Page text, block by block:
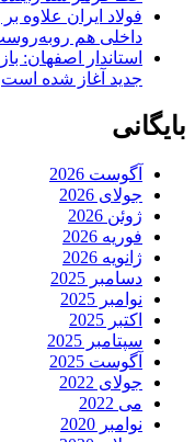
فولاد ایران علاوه
داخلی هم
استاندار اصفهان:
جدید آغاز شده است
بایگانی
آگوست 2026
جولای 2026
ژوئن 2026
فوریه 2026
ژانویه 2026
دسامبر 2025
نوامبر 2025
اکتبر 2025
سپتامبر 2025
آگوست 2025
جولای 2022
می 2022
نوامبر 2020